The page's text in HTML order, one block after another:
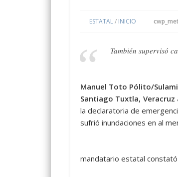
ESTATAL/ INICIO
También supervisó
Manuel Toto Pólito/
Santiago Tuxtla,
la declaratoria de
sufrió inundaciones en al
mandatario estatal